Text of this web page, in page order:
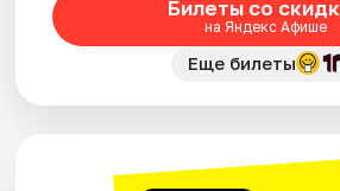
Билеты со
на Яндекс Афише
Еще билеты